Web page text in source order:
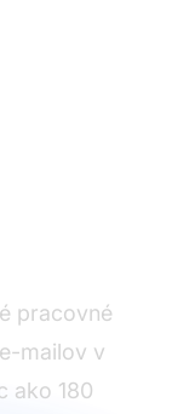
pracovné
mailov v
ako 180